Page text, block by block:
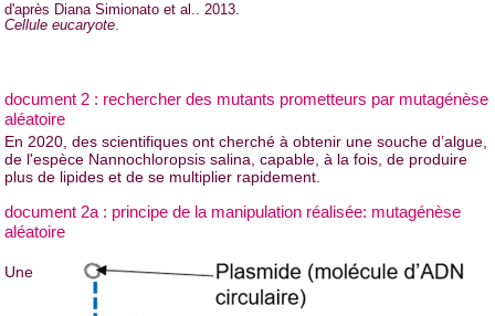
d'après Diana Simionato et al.. 2013.
Cellule eucaryote.
document 2 : rechercher des mutants prometteurs par mutagénèse
aléatoire
En 2020, des scientifiques ont cherché à obtenir une souche d’algue,
de l'espèce Nannochloropsis salina, capable, à la fois, de produire
plus de lipides et de se multiplier rapidement.
document 2a : principe de la manipulation réalisée: mutagénèse
aléatoire
Une